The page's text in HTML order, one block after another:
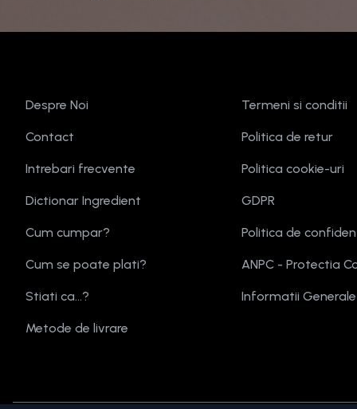
Despre Noi
Contact
Intrebari frecvente
Dictionar Ingredient
Cum cumpar?
Cum se poate plati?
Stiati ca...?
Metode de livrare
Termeni si conditii
Politica de retur
Politica cookie-uri
GDPR
Politica de
ANPC - Protectia
Informatii